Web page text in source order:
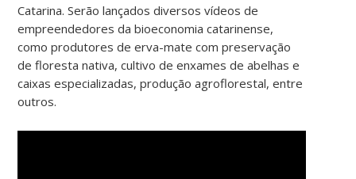
Catarina. Serão lançados diversos vídeos de
empreendedores da bioeconomia catarinense,
como produtores de erva-mate com preservação
de floresta nativa, cultivo de enxames de abelhas e
caixas especializadas, produção agroflorestal, entre
outros.